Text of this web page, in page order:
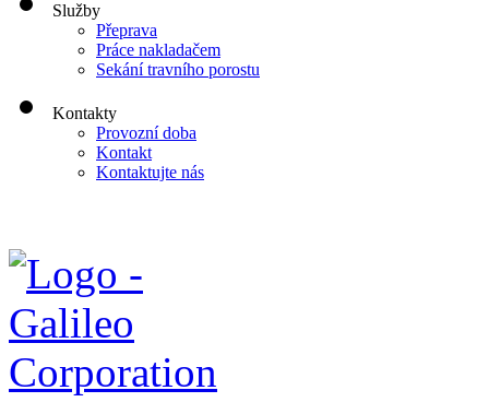
Služby
Přeprava
Práce nakladačem
Sekání travního porostu
Kontakty
Provozní doba
Kontakt
Kontaktujte nás